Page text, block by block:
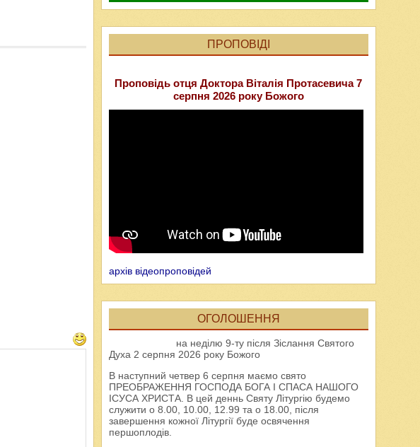
ПРОПОВІДІ
Проповідь отця Доктора Віталія Протасевича 7
серпня 2026 року Божого
архів відеопроповідей
ОГОЛОШЕННЯ
на неділю 9-ту після Зіслання Святого
Духа 2 серпня 2026 року Божого
В наступний четвер 6 серпня маємо свято
ПРЕОБРАЖЕННЯ ГОСПОДА БОГА І СПАСА НАШОГО
ІСУСА ХРИСТА. В цей деннь Святу Літургію будемо
служити о 8.00, 10.00, 12.99 та о 18.00, після
завершення кожної Літургії буде освячення
першоплодів.